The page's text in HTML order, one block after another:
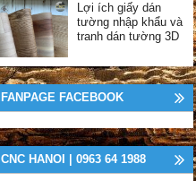
Lợi ích giấy dán
tường nhập khẩu và
tranh dán tường 3D
FANPAGE FACEBOOK
CNC HANOI | 0963 64 1988